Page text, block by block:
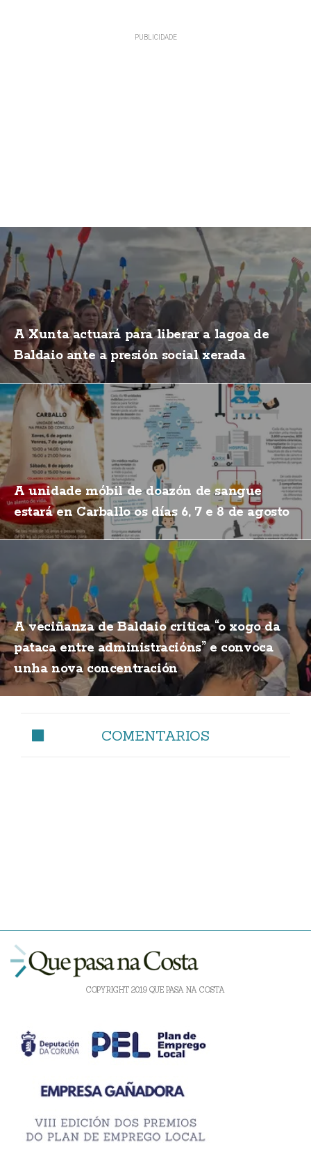
A Xunta actuará para liberar a lagoa de
Baldaio ante a presión social xerada
A unidade móbil de doazón de sangue
estará en Carballo os días 6, 7 e 8 de agosto
A veciñanza de Baldaio critica “o xogo da
pataca entre administracións” e convoca
unha nova concentración
COMENTARIOS
COPYRIGHT 2019 QUE PASA NA COSTA